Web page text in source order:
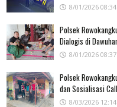
8/01/2026
Polsek
Dialogis di
8/01/2026
Polsek
dan Sosialisasi
8/03/2026